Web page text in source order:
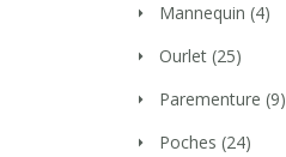
Mannequin (4)
Ourlet (25)
Parementure (9)
Poches (24)